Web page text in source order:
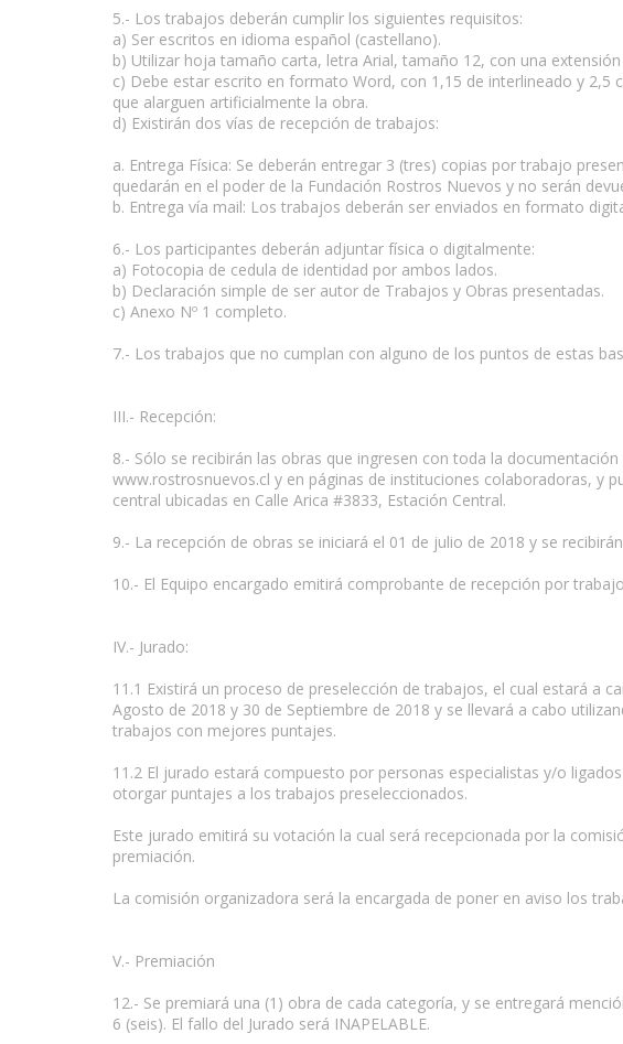
5.- Los trabajos deberán cumplir los siguientes requisitos:
a) Ser escritos en idioma español (castellano).
b) Utilizar hoja tamaño carta, letra Arial, tamaño 12, con una
c) Debe estar escrito en formato Word, con 1,15 de interlineado y
que alarguen artificialmente la obra.
d) Existirán dos vías de recepción de trabajos:
a. Entrega Física: Se deberán entregar 3 (tres) copias por trabajo
quedarán en el poder de la Fundación Rostros Nuevos y no serán
b. Entrega vía mail: Los trabajos deberán ser enviados en formato
6.- Los participantes deberán adjuntar física o digitalmente:
a) Fotocopia de cedula de identidad por ambos lados.
b) Declaración simple de ser autor de Trabajos y Obras presentadas.
c) Anexo Nº 1 completo.
7.- Los trabajos que no cumplan con alguno de los puntos de estas
III.- Recepción:
8.- Sólo se recibirán las obras que ingresen con toda la
www.rostrosnuevos.cl y en páginas de instituciones colaboradoras, y
central ubicadas en Calle Arica #3833, Estación Central.
9.- La recepción de obras se iniciará el 01 de julio de 2018 y se
10.- El Equipo encargado emitirá comprobante de recepción por
IV.- Jurado:
11.1 Existirá un proceso de preselección de trabajos, el cual estará a
Agosto de 2018 y 30 de Septiembre de 2018 y se llevará a cabo
trabajos con mejores puntajes.
11.2 El jurado estará compuesto por personas especialistas y/o
otorgar puntajes a los trabajos preseleccionados.
Este jurado emitirá su votación la cual será recepcionada por la
premiación.
La comisión organizadora será la encargada de poner en aviso los
V.- Premiación
12.- Se premiará una (1) obra de cada categoría, y se entregará
6 (seis). El fallo del Jurado será INAPELABLE.